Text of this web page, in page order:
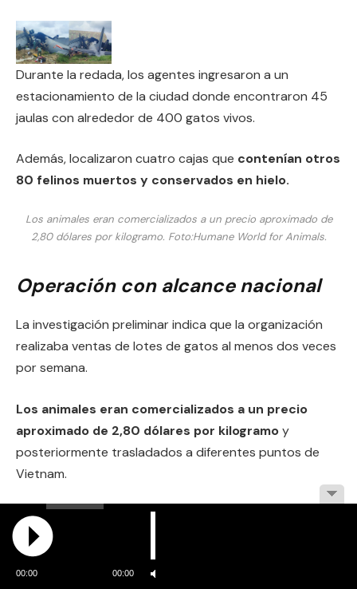
Durante la redada, los agentes ingresaron a un
estacionamiento de la ciudad donde encontraron 45
jaulas con alrededor de 400 gatos vivos.
Además, localizaron cuatro cajas que contenían otros
80 felinos muertos y conservados en hielo.
Los animales eran comercializados a un precio aproximado de
2,80 dólares por kilogramo. Foto:Humane World for Animals.
Operación con alcance nacional
La investigación preliminar indica que la organización
realizaba ventas de lotes de gatos al menos dos veces
por semana.
Los animales eran comercializados a un precio
aproximado de 2,80 dólares por kilogramoy
posteriormente trasladados a diferentes puntos de
Vietnam.
El Zoológico de Saigón ha difundido imágenes de los
gatos rescatados a través de sus redes sociales con el
objetivo de facilitar su identificación y promover el
reencuentro con sus cuidadores. Una parte importante
00:00 00:00